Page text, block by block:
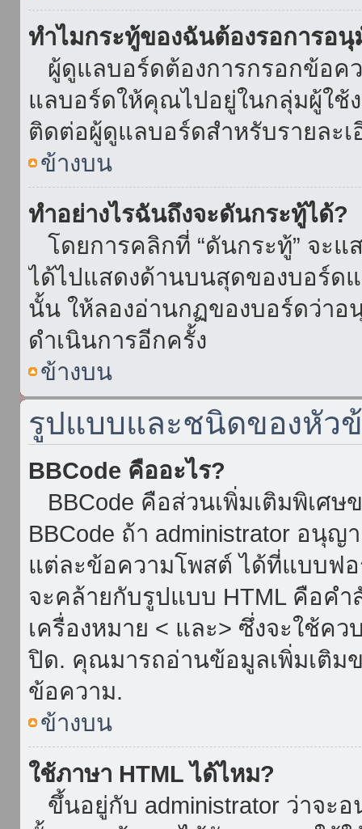
ทำไมกระทู้ของฉันต้องรอการอนุ
ผู้ดูแลบอร์ดต้องการกรอกข้อค
แลบอร์ดให้คุณไปอยู่ในกลุ่มผู้ใช้
ติดต่อผู้ดูแลบอร์ดสำหรับรายละเ
ข้างบน
ทำอย่างไรฉันถึงจะดันกระทู้ได้?
โดยการคลิกที่ “ดันกระทู้” จะ
ได้ไปแสดงด้านบนสุดของบอร์ด
นั้น ให้ลองอ่านกฏของบอร์ดว่า
ดำเนินการอีกครั้ง
ข้างบน
รูปแบบและชนิดของหัว
BBCode คืออะไร?
BBCode คือส่วนเพิ่มเติมพิเศ
BBCode ถ้า administrator อนุ
แต่ละข้อความโพสต์ ได้ที่แบบฟ
จะคล้ายกับรูปแบบ HTML คือคำ
เครื่องหมาย < และ> ซึ่งจะใช้ค
ปิด. คุณมารถอ่านข้อมูลเพิ่มเติม
ข้อความ.
ข้างบน
ใช้ภาษา HTML ได้ไหม?
ขึ้นอยู่กับ administrator ว่าจะ